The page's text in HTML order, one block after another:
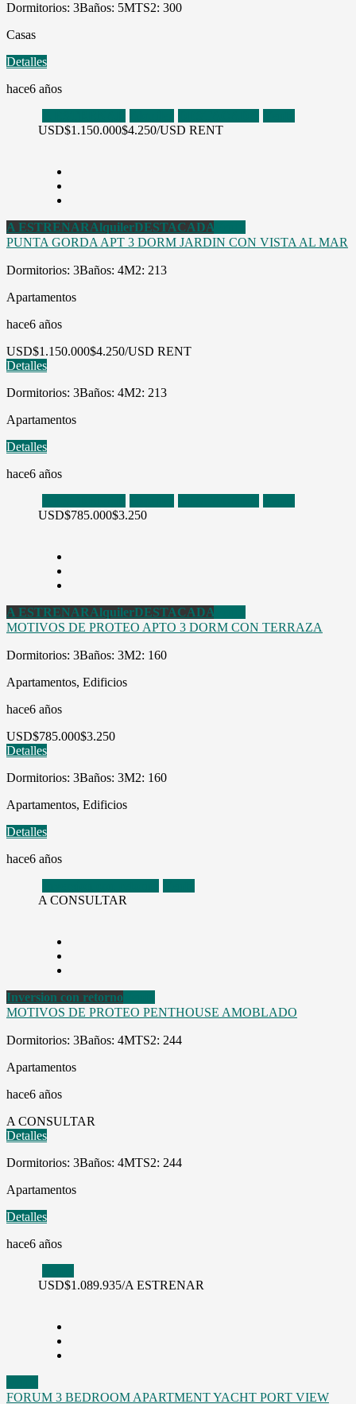
Dormitorios: 3Baños: 5MTS2: 300
Casas
Detalles
hace6 años
USD$1.150.000$4.250/USD RENT
A ESTRENARAlquilerDESTACADA
PUNTA GORDA APT 3 DORM JARDIN CON VISTA AL MAR
Dormitorios: 3Baños: 4M2: 213
Apartamentos
hace6 años
USD$1.150.000$4.250/USD RENT
Detalles
Dormitorios: 3Baños: 4M2: 213
Apartamentos
Detalles
hace6 años
USD$785.000$3.250
A ESTRENARAlquilerDESTACADA
MOTIVOS DE PROTEO APTO 3 DORM CON TERRAZA
Dormitorios: 3Baños: 3M2: 160
Apartamentos, Edificios
hace6 años
USD$785.000$3.250
Detalles
Dormitorios: 3Baños: 3M2: 160
Apartamentos, Edificios
Detalles
hace6 años
A CONSULTAR
Inversion con retorno
MOTIVOS DE PROTEO PENTHOUSE AMOBLADO
Dormitorios: 3Baños: 4MTS2: 244
Apartamentos
hace6 años
A CONSULTAR
Detalles
Dormitorios: 3Baños: 4MTS2: 244
Apartamentos
Detalles
hace6 años
USD$1.089.935/A ESTRENAR
FORUM 3 BEDROOM APARTMENT YACHT PORT VIEW